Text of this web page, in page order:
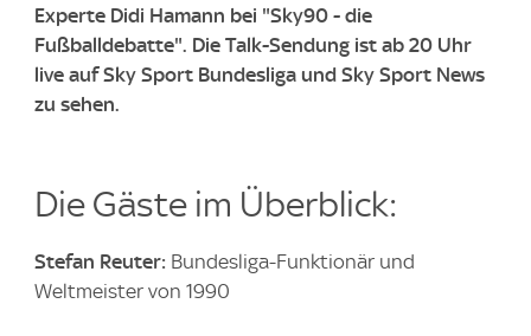
Experte Didi Hamann bei "Sky90 - die
Fußballdebatte". Die Talk-Sendung ist ab 20 Uhr
live auf Sky Sport Bundesliga und Sky Sport News
zu sehen.
Die Gäste im Überblick:
Stefan Reuter: Bundesliga-Funktionär und
Weltmeister von 1990